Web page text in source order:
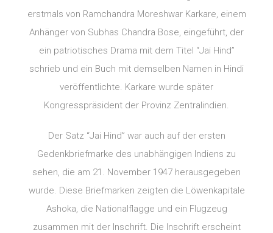
erstmals von Ramchandra Moreshwar Karkare, einem
Anhänger von Subhas Chandra Bose, eingeführt, der
ein patriotisches Drama mit dem Titel “Jai Hind”
schrieb und ein Buch mit demselben Namen in Hindi
veröffentlichte. Karkare wurde später
Kongresspräsident der Provinz Zentralindien.
Der Satz “Jai Hind” war auch auf der ersten
Gedenkbriefmarke des unabhängigen Indiens zu
sehen, die am 21. November 1947 herausgegeben
wurde. Diese Briefmarken zeigten die Löwenkapitale
Ashoka, die Nationalflagge und ein Flugzeug
zusammen mit der Inschrift. Die Inschrift erscheint